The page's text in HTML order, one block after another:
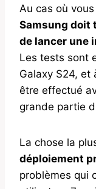
Au cas où
Samsung doit
de lancer une
Les tests sont
Galaxy S24, et
être effectué
grande partie
La chose la
déploiement
problèmes qui